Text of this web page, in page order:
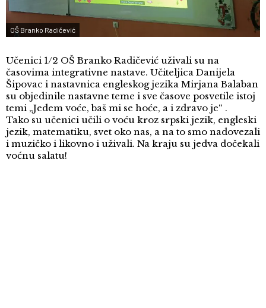
OŠ Branko Radičević
Učenici 1/2 OŠ Branko Radičević uživali su na
časovima integrativne nastave. Učiteljica Danijela
Šipovac i nastavnica engleskog jezika Mirjana Balaban
su objedinile nastavne teme i sve časove posvetile istoj
temi „Jedem voće, baš mi se hoće, a i zdravo je“ .
Tako su učenici učili o voću kroz srpski jezik, engleski
jezik, matematiku, svet oko nas, a na to smo nadovezali
i muzičko i likovno i uživali. Na kraju su jedva dočekali
voćnu salatu!